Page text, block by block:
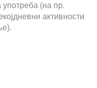
(на пр.
активности